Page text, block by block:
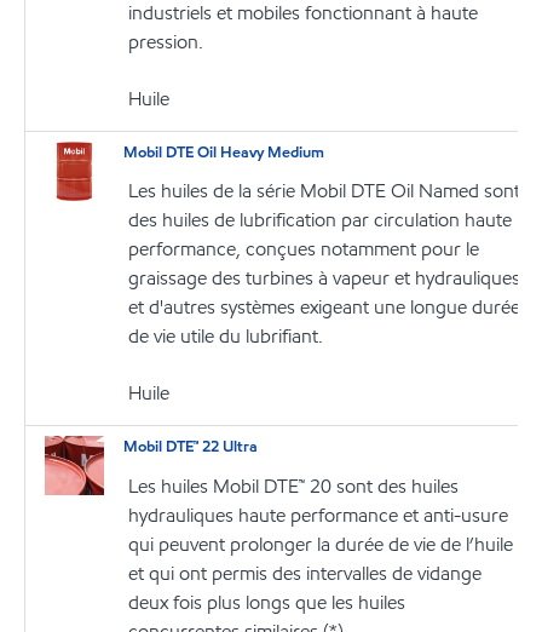
industriels et mobiles fonctionnant à haute
pression.
Huile
Mobil DTE Oil Heavy Medium
Les huiles de la série Mobil DTE Oil Named sont
des huiles de lubrification par circulation haute
performance, conçues notamment pour le
graissage des turbines à vapeur et hydrauliques
et d'autres systèmes exigeant une longue durée
de vie utile du lubrifiant.
Huile
Mobil DTE™ 22 Ultra
Les huiles Mobil DTE™ 20 sont des huiles
hydrauliques haute performance et anti-usure
qui peuvent prolonger la durée de vie de l’huile
et qui ont permis des intervalles de vidange
deux fois plus longs que les huiles